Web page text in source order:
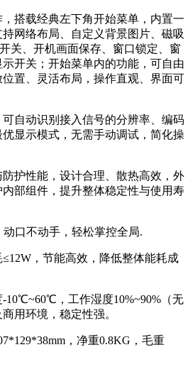
搭载经典左下角开始菜单，内置一
网络布局、自定义背景图片、磁吸
关、开机画面保存、窗口锁定、窗
开关；开始菜单内的功能，可自由
置、灵活布局，操作直观、界面可
自动识别接入信号的分辨率、编码
显示模式，无需手动调试，简化操
护性能，设计合理、散热高效，外
部组件，提升整体稳定性与使用寿
口不动手，轻松掌控全局.
，节能高效，降低整体能耗成
10℃~60℃，工作湿度10%~90%（无
用环境，稳定性强。
，净重0.8KG，毛重